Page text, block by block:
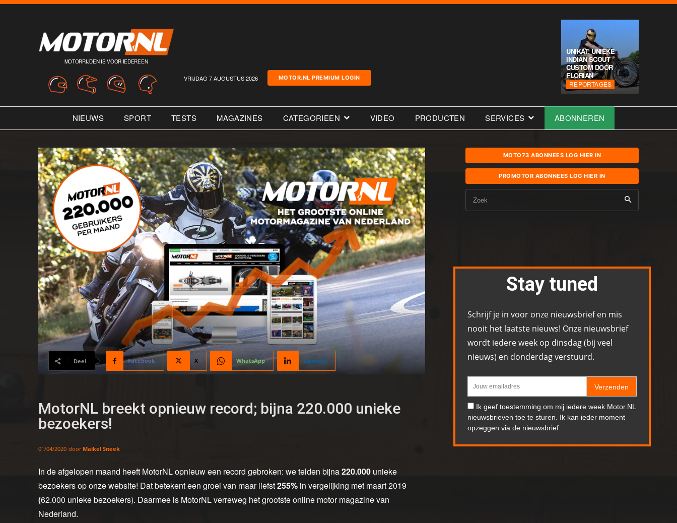
MOTORRIJDEN IS VOOR IEDEREEN
VRIJDAG 7 AUGUSTUS 2026 MOTOR.NL PREMIUM LOGIN
UNIKAT: UNIEKE
INDIAN SCOUT
CUSTOM DOOR
FLORIAN
REPORTAGES
NIEUWS SPORT TESTS MAGAZINES CATEGORIEEN VIDEO PRODUCTEN SERVICES ABONNEREN
Deel Facebook X WhatsApp Linkedin
MotorNL breekt opnieuw record; bijna 220.000 unieke
bezoekers!
01/04/2020 door Maikel Sneek
In de afgelopen maand heeft MotorNL opnieuw een record gebroken: we telden bijna220.000 unieke
bezoekers op onze website! Dat betekent een groei van maar liefst255% in vergelijking met maart 2019
(62.000 unieke bezoekers). Daarmee is MotorNL verreweg het grootste online motor magazine van
Nederland.
MOTO73 ABONNEES LOG HIER IN
PROMOTOR ABONNEES LOG HIER IN
Zoek
Stay tuned
Schrijf je in voor onze nieuwsbrief en mis
nooit het laatste nieuws! Onze nieuwsbrief
wordt iedere week op dinsdag (bij veel
nieuws) en donderdag verstuurd.
Verzenden
Ik geef toestemming om mij iedere week Motor.NL
nieuwsbrieven toe te sturen. Ik kan ieder moment
opzeggen via de nieuwsbrief.